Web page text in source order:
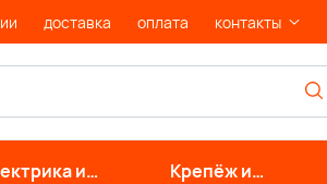
доставка оплата контакты
и
Крепёж и